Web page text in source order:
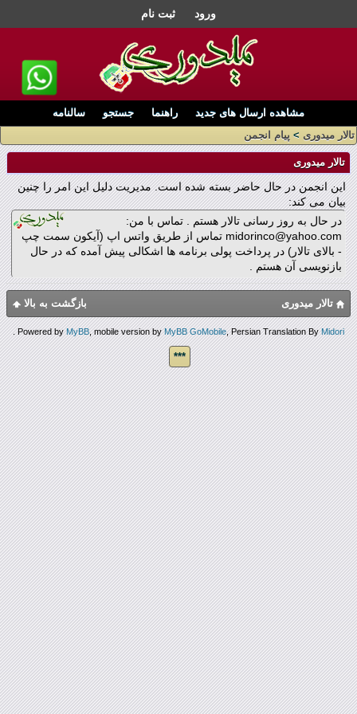
ورود ثبت نام
مشاهده ارسال های جدید راهنما جستجو
سالنامه
تالار میدوری > پیام انجمن
تالار میدوری
این انجمن در حال حاضر بسته شده است. مدیریت دلیل این امر را چنین
بیان می کند:
در حال به روز رسانی تالار هستم . تماس با من:
midorinco@yahoo.com تماس از طریق واتس اپ (آیکون سمت چپ
- بالای تالار) در پرداخت پولی برنامه ها اشکالی پیش آمده که در حال
بازنویسی آن هستم .
بازگشت به بالا تالار میدوری
Powered byMyBB, mobile version byMyBB GoMobile, Persian Translation ByMidori
.
***